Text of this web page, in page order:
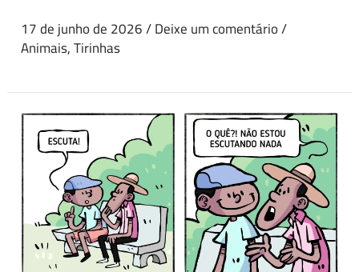
17 de junho de 2026/Deixe um comentário/
Animais,Tirinhas